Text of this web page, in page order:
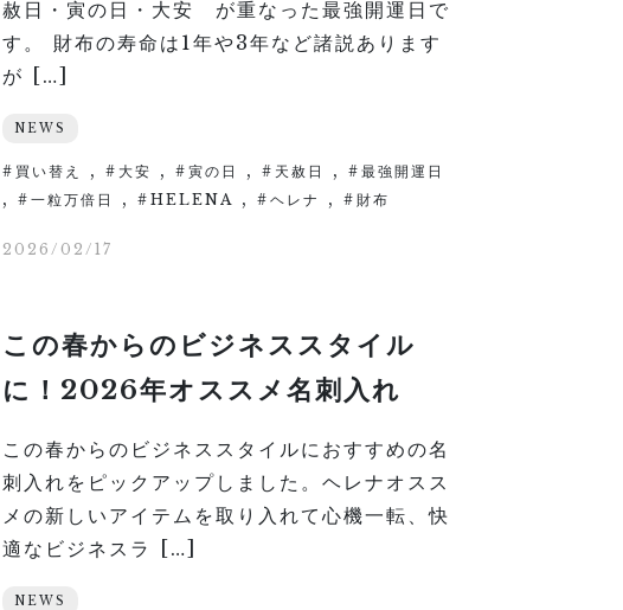
赦日・寅の日・大安 が重なった最強開運日で
す。 財布の寿命は1年や3年など諸説あります
が […]
NEWS
買い替え , 大安 , 寅の日 , 天赦日 , 最強開運日
, 一粒万倍日 , HELENA , ヘレナ , 財布
2026/02/17
この春からのビジネススタイル
に！2026年オススメ名刺入れ
この春からのビジネススタイルにおすすめの名
刺入れをピックアップしました。ヘレナオスス
メの新しいアイテムを取り入れて心機一転、快
適なビジネスラ […]
NEWS